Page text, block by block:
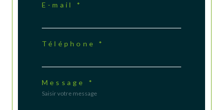
E-mail *
Téléphone *
Message *